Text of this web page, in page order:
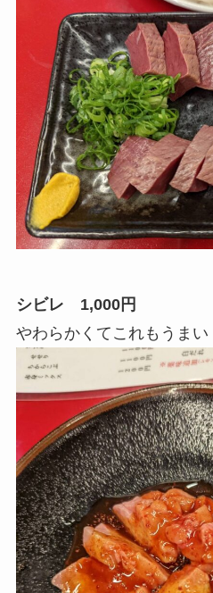
シビレ 1,000円
やわらかくてこれもうまい